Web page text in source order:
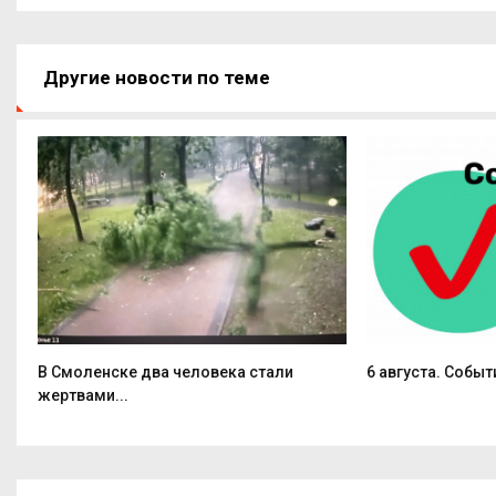
Другие новости по теме
В Смоленске два человека стали
жертвами...
6 августа.